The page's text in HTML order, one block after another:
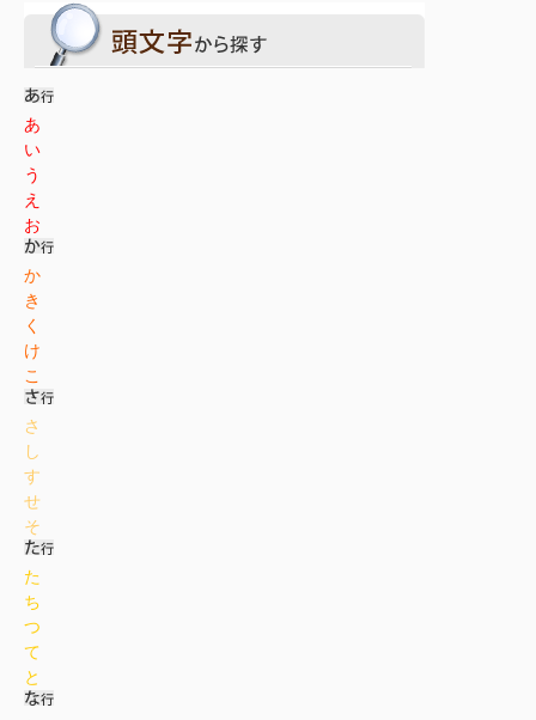
あ
い
う
え
お
か
き
く
け
こ
さ
し
す
せ
そ
た
ち
つ
て
と